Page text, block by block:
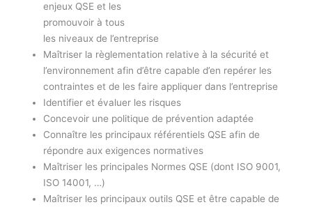
enjeux QSE et les
promouvoir à tous
les niveaux de l’entreprise
Maîtriser la règlementation relative à la sécurité et
l’environnement afin d’être capable d’en repérer les
contraintes et de les faire appliquer dans l’entreprise
Identifier et évaluer les risques
Concevoir une politique de prévention adaptée
Connaître les principaux référentiels QSE afin de
répondre aux exigences normatives
Maîtriser les principales Normes QSE (dont ISO 9001,
ISO 14001, …)
Maîtriser les principaux outils QSE et être capable de